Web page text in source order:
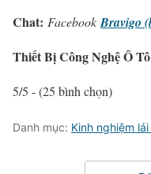
Chat: Facebook Bravigo
Thiết Bị Công Nghệ Ô
5/5 - (25 bình chọn)
Danh mục: Kinh nghiệm